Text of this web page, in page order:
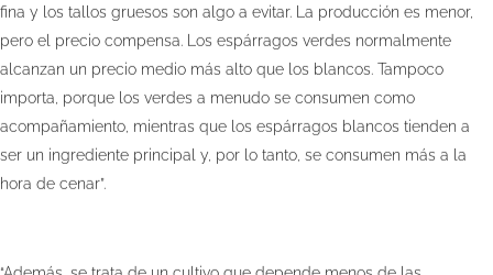
fina y los tallos gruesos son algo a evitar. La producción es menor,
pero el precio compensa. Los espárragos verdes normalmente
alcanzan un precio medio más alto que los blancos. Tampoco
importa, porque los verdes a menudo se consumen como
acompañamiento, mientras que los espárragos blancos tienden a
ser un ingrediente principal y, por lo tanto, se consumen más a la
hora de cenar”.